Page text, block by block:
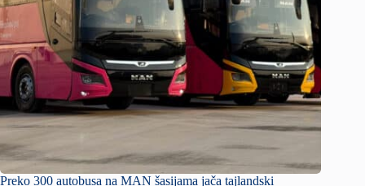
Preko 300 autobusa na MAN šasijama jača tajlandski